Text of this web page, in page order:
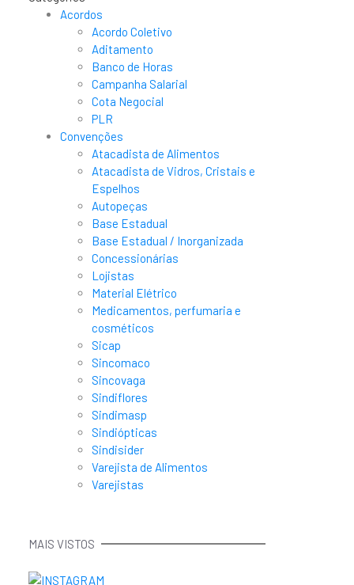
Acordos
Acordo Coletivo
Aditamento
Banco de Horas
Campanha Salarial
Cota Negocial
PLR
Convenções
Atacadista de Alimentos
Atacadista de Vidros, Cristais e
Espelhos
Autopeças
Base Estadual
Base Estadual / Inorganizada
Concessionárias
Lojistas
Material Elétrico
Medicamentos, perfumaria e
cosméticos
Sicap
Sincomaco
Sincovaga
Sindiflores
Sindimasp
Sindiópticas
Sindisider
Varejista de Alimentos
Varejistas
MAIS VISTOS